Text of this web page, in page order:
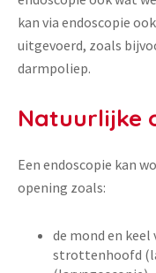
kan via endoscopie
uitgevoerd, zoals
darmpoliep.
Natuurlijke
Een endoscopie kan
opening zoals:
de mond en
strottenhoofd